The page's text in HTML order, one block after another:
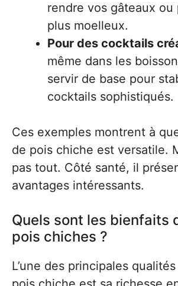
rendre vos gâteaux ou
plus moelleux.
Pour des cocktails
même dans les
servir de base pour
cocktails sophistiqués.
Ces exemples montrent à
de pois chiche est versatile.
pas tout. Côté santé, il
avantages intéressants.
Quels sont les bienfaits
pois chiches ?
L’une des principales